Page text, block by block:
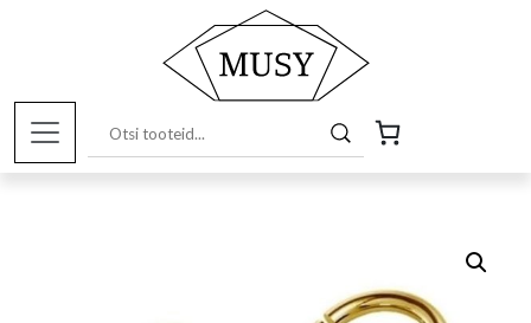
Kunstitarbed e-pood/Ehete
/ 24 K topeltkullatud hõberõngas, avatav